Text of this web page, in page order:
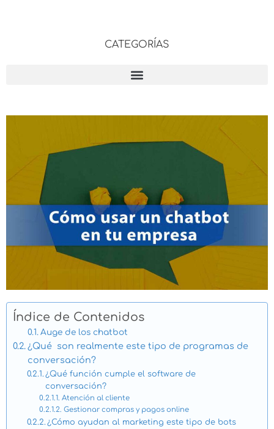
Índice de Contenidos
Auge de los chatbot
¿Qué son realmente este tipo de programas de
conversación?
¿Qué función cumple el software de
conversación?
Atención al cliente
Gestionar compras y pagos online
¿Cómo ayudan al marketing este tipo de bots
CATEGORÍAS